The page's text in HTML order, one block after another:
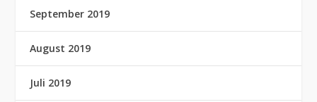
September 2019
August 2019
Juli 2019